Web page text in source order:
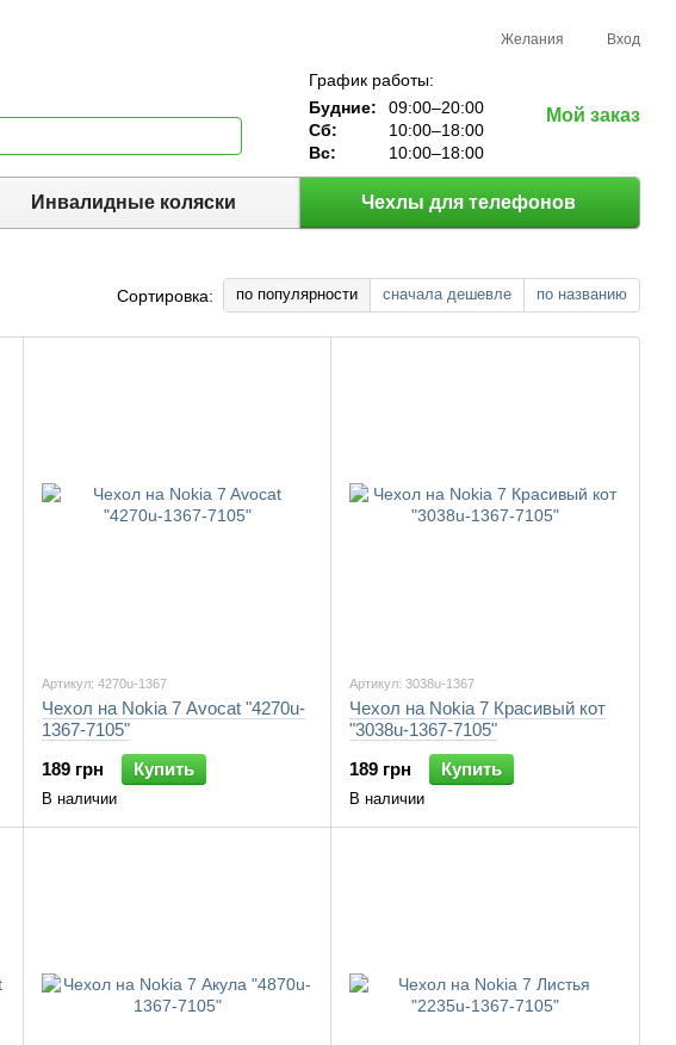
Желания Вход
График работы:
Будние:
09:00–20:00
Сб:
10:00–18:00
Вс:
10:00–18:00
Мой заказ
Инвалидные коляски Чехлы для телефонов
Сортировка: по популярности сначала дешевле по названию
Артикул: 4270u-1367
Чехол на Nokia 7 Avocat "4270u-
1367-7105"
189 грн
Купить
В наличии
Артикул: 3038u-1367
Чехол на Nokia 7 Красивый кот
"3038u-1367-7105"
189 грн
Купить
В наличии